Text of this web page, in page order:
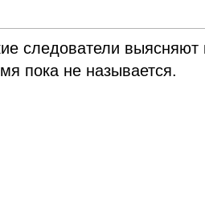
следователи выясняют
пока не называется.